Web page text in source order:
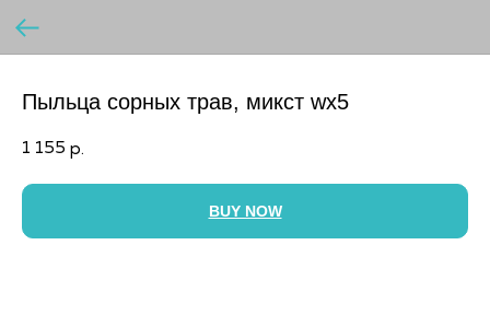
Пыльца сорных трав, микст wx5
1 155 р.
BUY NOW